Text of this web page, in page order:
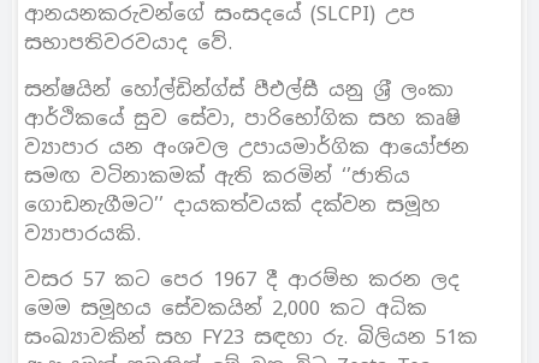
ආනයනකරුවන්ගේ සංසදයේ (SLCPI) උප
සභාපතිවරවයාද වේ.
සන්ෂයින් හෝල්ඩින්ග්ස් පීඑල්සී යනු ශ‍්‍රී ලංකා
ආර්ථිකයේ සුව සේවා, පාරිභෝගික සහ කෘෂි
ව්‍යාපාර යන අංශවල උපායමාර්ගික ආයෝජන
සමඟ වටිනාකමක් ඇති කරමින් ‘’ජාතිය
ගොඩනැගීමට’’ දායකත්වයක් දක්වන සමූහ
ව්‍යාපාරයකි.
වසර 57 කට පෙර 1967 දී ආරම්භ කරන ලද
මෙම සමූහය සේවකයින් 2,000 කට අධික
සංඛ්‍යාවකින් සහ FY23 සඳහා රු. බිලියන 51ක